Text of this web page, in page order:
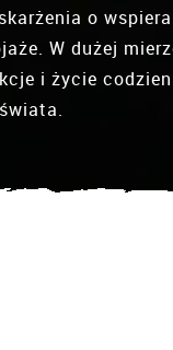
o
W dużej
i życie